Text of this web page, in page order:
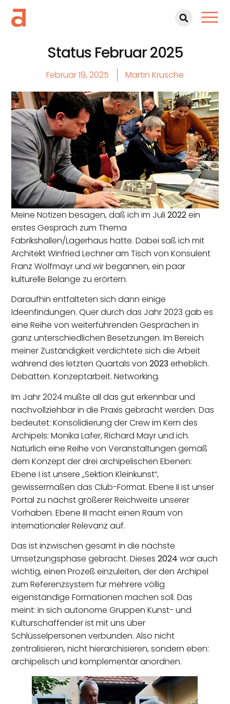
Status Februar 2025
Februar 19, 2025 Martin Krusche
Meine Notizen besagen, daß ich im Juli2022ein
erstes Gespräch zum Thema
Fabrikshallen/Lagerhaus hatte. Dabei saß ich mit
Architekt Winfried Lechner am Tisch von Konsulent
Franz Wolfmayr und wir begannen, ein paar
kulturelle Belange zu erörtern.
Daraufhin entfalteten sich dann einige
Ideenfindungen. Quer durch das Jahr 2023 gab es
eine Reihe von weiterführenden Gesprächen in
ganz unterschiedlichen Besetzungen. Im Bereich
meiner Zuständigkeit verdichtete sich die Arbeit
während des letzten Quartals von2023erheblich.
Debatten. Konzeptarbeit. Networking.
Im Jahr 2024 mußte all das gut erkennbar und
nachvollziehbar in die Praxis gebracht werden. Das
bedeutet: Konsolidierung der Crew im Kern des
Archipels: Monika Lafer, Richard Mayr und ich.
Natürlich eine Reihe von Veranstaltungen gemäß
dem Konzept der drei archipelischen Ebenen:
Ebene I ist unsere „Sektion Kleinkunst“,
gewissermaßen das Club-Format. Ebene II ist unser
Portal zu nächst größerer Reichweite unserer
Vorhaben. Ebene III macht einen Raum von
internationaler Relevanz auf.
Das ist inzwischen gesamt in die nächste
Umsetzungsphase gebracht. Dieses2024war auch
wichtig, einen Prozeß einzuleiten, der den Archipel
zum Referenzsystem für mehrere völlig
eigenständige Formationen machen soll. Das
meint: in sich autonome Gruppen Kunst- und
Kulturschaffender ist mit uns über
Schlüsselpersonen verbunden. Also nicht
zentralisieren, nicht hierarchisieren, sondern eben:
archipelisch und komplementär anordnen.